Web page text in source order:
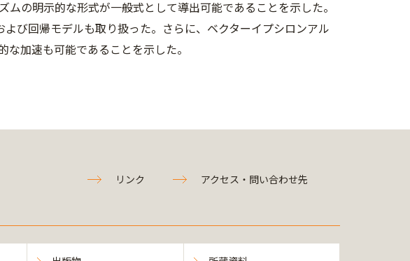
の明示的な形式が一般式として導出可能であることを示した。
び回帰モデルも取り扱った。さらに、ベクターイプシロンアル
加速も可能であることを示した。
リンク アクセス・問い合わせ先